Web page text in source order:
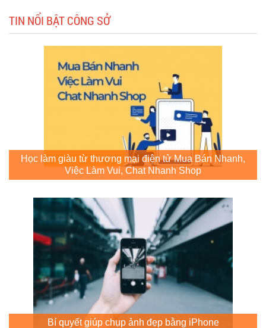
TIN NỔI BẬT CÔNG SỞ
Học làm giàu từ thương mại điện tử Mua Bán Nhanh,
Việc Làm Vui, Chat Nhanh Shop
Bí quyết giúp chụp ảnh đẹp bằng iPhone